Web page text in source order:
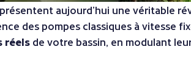
aujourd’hui une véritable
des pompes classiques à vitesse
réels de votre bassin, en modulant